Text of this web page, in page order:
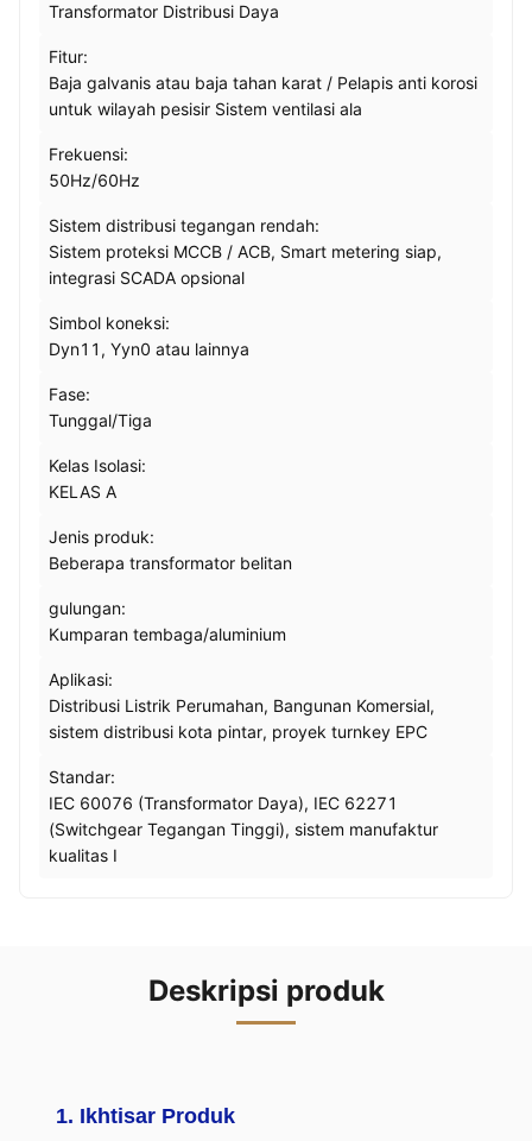
Transformator Distribusi Daya
Fitur:
Baja galvanis atau baja tahan karat / Pelapis anti korosi
untuk wilayah pesisir Sistem ventilasi ala
Frekuensi:
50Hz/60Hz
Sistem distribusi tegangan rendah:
Sistem proteksi MCCB / ACB, Smart metering siap,
integrasi SCADA opsional
Simbol koneksi:
Dyn11, Yyn0 atau lainnya
Fase:
Tunggal/Tiga
Kelas Isolasi:
KELAS A
Jenis produk:
Beberapa transformator belitan
gulungan:
Kumparan tembaga/aluminium
Aplikasi:
Distribusi Listrik Perumahan, Bangunan Komersial,
sistem distribusi kota pintar, proyek turnkey EPC
Standar:
IEC 60076 (Transformator Daya), IEC 62271
(Switchgear Tegangan Tinggi), sistem manufaktur
kualitas I
Deskripsi produk
1. Ikhtisar Produk